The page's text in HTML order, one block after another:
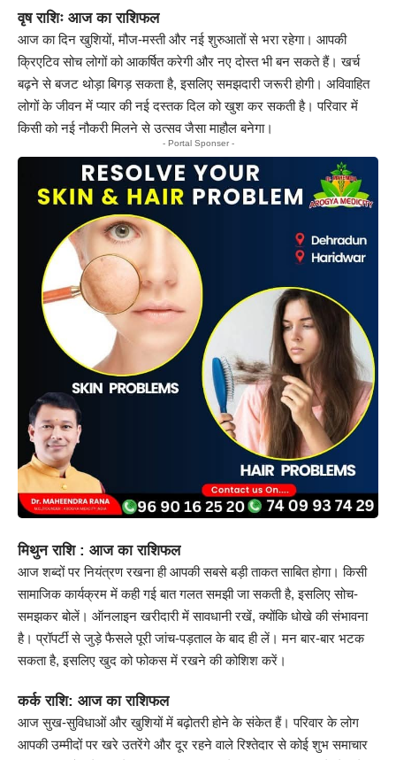
वृष राशिः आज का राशिफल
आज का दिन खुशियों, मौज-मस्ती और नई शुरुआतों से भरा रहेगा। आपकी
क्रिएटिव सोच लोगों को आकर्षित करेगी और नए दोस्त भी बन सकते हैं। खर्च
बढ़ने से बजट थोड़ा बिगड़ सकता है, इसलिए समझदारी जरूरी होगी। अविवाहित
लोगों के जीवन में प्यार की नई दस्तक दिल को खुश कर सकती है। परिवार में
किसी को नई नौकरी मिलने से उत्सव जैसा माहौल बनेगा।
- Portal Sponser -
मिथुन राशि : आज का राशिफल
आज शब्दों पर नियंत्रण रखना ही आपकी सबसे बड़ी ताकत साबित होगा। किसी
सामाजिक कार्यक्रम में कही गई बात गलत समझी जा सकती है, इसलिए सोच-
समझकर बोलें। ऑनलाइन खरीदारी में सावधानी रखें, क्योंकि धोखे की संभावना
है। प्रॉपर्टी से जुड़े फैसले पूरी जांच-पड़ताल के बाद ही लें। मन बार-बार भटक
सकता है, इसलिए खुद को फोकस में रखने की कोशिश करें।
कर्क राशि: आज का राशिफल
आज सुख-सुविधाओं और खुशियों में बढ़ोतरी होने के संकेत हैं। परिवार के लोग
आपकी उम्मीदों पर खरे उतरेंगे और दूर रहने वाले रिश्तेदार से कोई शुभ समाचार